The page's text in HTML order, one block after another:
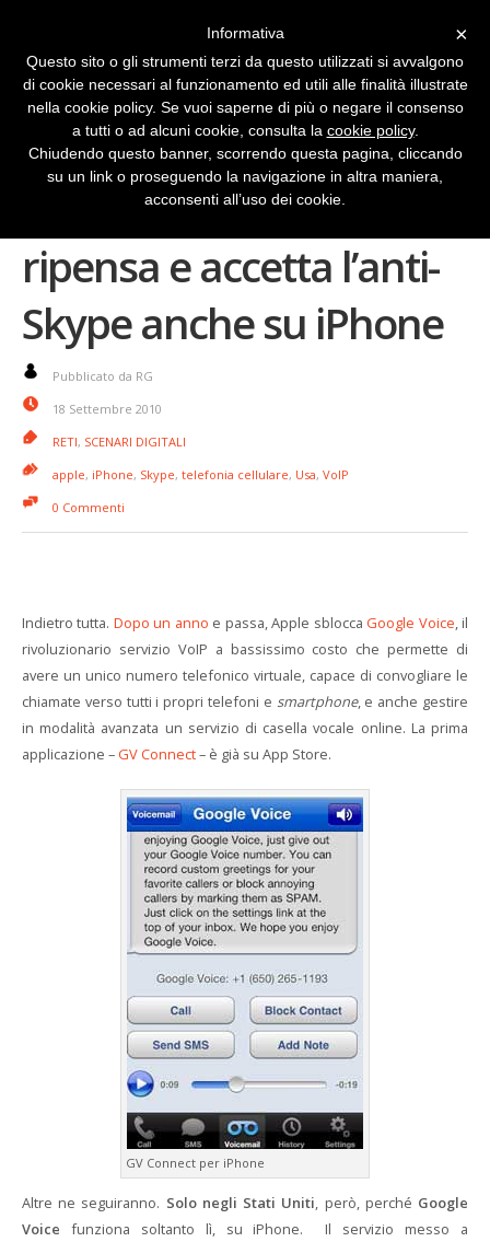
Google Voice: Apple ci
ripensa e accetta l’anti-
Skype anche su iPhone
Pubblicato da RG
18 Settembre 2010
RETI, SCENARI DIGITALI
apple, iPhone, Skype, telefonia cellulare, Usa, VoIP
0 Commenti
Indietro tutta. Dopo un anno e passa, Apple sblocca Google Voice, il
rivoluzionario servizio VoIP a bassissimo costo che permette di
avere un unico numero telefonico virtuale, capace di convogliare le
chiamate verso tutti i propri telefoni e smartphone, e anche gestire
in modalità avanzata un servizio di casella vocale online. La prima
applicazione – GV Connect– è già su App Store.
GV Connect per iPhone
Altre ne seguiranno. Solo negli Stati Uniti, però, perché Google
Voice funziona soltanto lì, su iPhone. Il servizio messo a
×
Informativa
Questo sito o gli strumenti terzi da questo utilizzati si avvalgono
di cookie necessari al funzionamento ed utili alle finalità illustrate
nella cookie policy. Se vuoi saperne di più o negare il consenso
a tutti o ad alcuni cookie, consulta la cookie policy.
Chiudendo questo banner, scorrendo questa pagina, cliccando
su un link o proseguendo la navigazione in altra maniera,
acconsenti all’uso dei cookie.